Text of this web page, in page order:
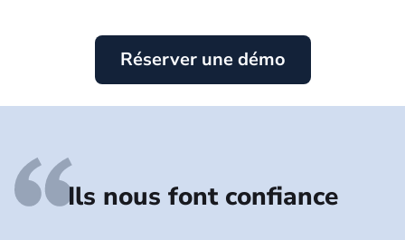
Réserver une démo
Ils nous font confiance